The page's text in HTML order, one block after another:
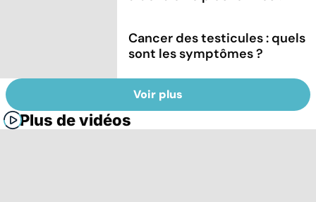
Cancer des testicules : quels
sont les symptômes ?
Voir plus
Plus de vidéos